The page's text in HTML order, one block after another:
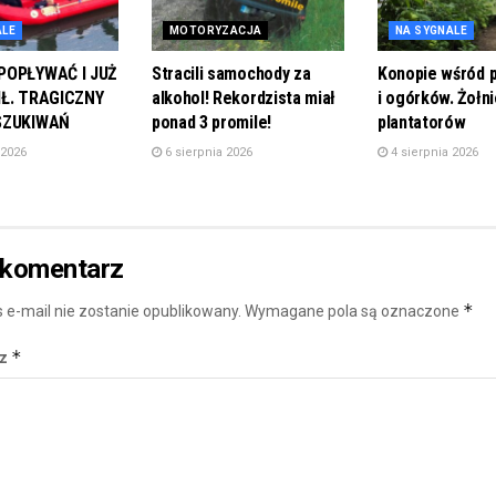
I JUŻ
TRAGICZNY
MOTORYZACJA
Stracili samochody za
alkohol! Rekordzista miał
ponad 3 promile!
6 sierpnia 2026
NA SYGNALE
Konopie wśród
i ogórków.
plantatorów
4 sierpnia 2026
e-mail nie zostanie opublikowany. Wymagane pola są oznaczone *
*